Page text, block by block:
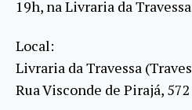
19h, na Livraria da
Local:
Livraria da Travessa
Rua Visconde de Pirajá,